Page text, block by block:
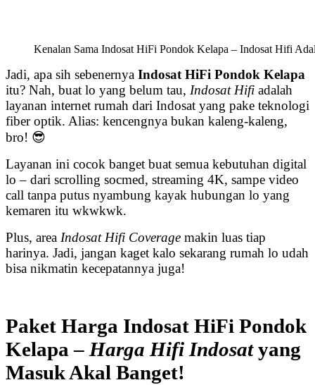
Kenalan Sama Indosat HiFi Pondok Kelapa – Indosat Hifi
Jadi, apa sih sebenernya Indosat HiFi Pondok Kelapa
itu? Nah, buat lo yang belum tau, Indosat Hifi adalah
layanan internet rumah dari Indosat yang pake teknologi
fiber optik. Alias: kencengnya bukan kaleng-kaleng,
bro! 😎
Layanan ini cocok banget buat semua kebutuhan digital
lo – dari scrolling socmed, streaming 4K, sampe video
call tanpa putus nyambung kayak hubungan lo yang
kemaren itu wkwkwk.
Plus, area Indosat Hifi Coverage makin luas tiap
harinya. Jadi, jangan kaget kalo sekarang rumah lo udah
bisa nikmatin kecepatannya juga!
Paket Harga Indosat HiFi Pondok
Kelapa – Harga Hifi Indosatyang
Masuk Akal Banget!